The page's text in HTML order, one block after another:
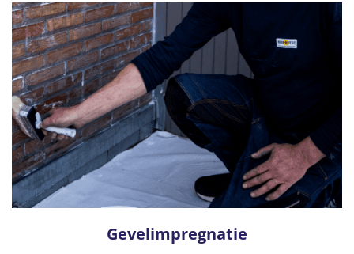
Gevelimpregnatie